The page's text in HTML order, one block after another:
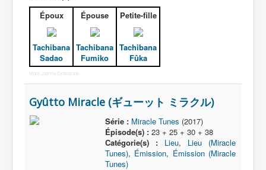
Époux
Tachibana
Sadao
Épouse
Tachibana
Fumiko
Petite-fille
Tachibana
Fûka
More Joomla Extensions
Gyûtto Miracle (ギューット ミラクル)
Série : Miracle Tunes (2017)
Épisode(s) :23 + 25 + 30 + 38
Catégorie(s) :
Lieu, Lieu (Miracle
Tunes), Émission, Émission (Miracle
Tunes)